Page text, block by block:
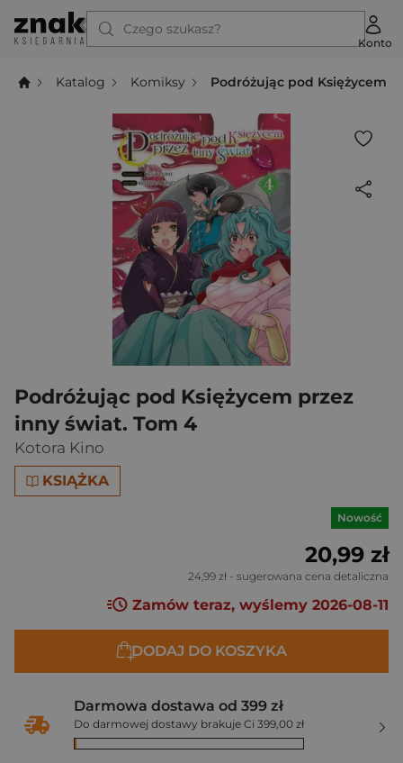
Czego szukasz?
Konto
Katalog Komiksy Podróżując pod Księżycem
Podróżując pod Księżycem przez
inny świat. Tom 4
Kotora Kino
KSIĄŻKA
Nowość
20,99 zł
24,99 zł - sugerowana cena detaliczna
Zamów teraz, wyślemy 2026-08-11
DODAJ DO KOSZYKA
Darmowa dostawa od 399 zł
Do darmowej dostawy brakuje Ci 399,00 zł